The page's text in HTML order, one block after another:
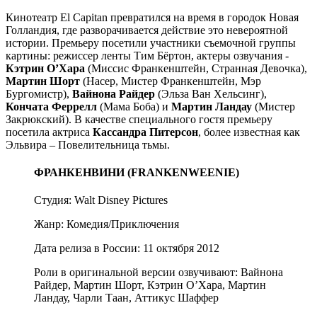
Кинотеатр El Capitan превратился на время в городок Новая
Голландия, где разворачивается действие это невероятной
истории. Премьеру посетили участники съемочной группы
картины: режиссер ленты Тим Бёртон, актеры озвучания -
Кэтрин О’Хара (Миссис Франкенштейн, Странная Девочка),
Мартин Шорт (Насер, Мистер Франкенштейн, Мэр
Бургомистр), Вайнона Райдер (Эльза Ван Хельсинг),
Кончата Феррелл (Мама Боба) и Мартин Ландау (Мистер
Закрюкский). В качестве специального гостя премьеру
посетила актриса Кассандра Питерсон, более известная как
Эльвира – Повелительница тьмы.
ФРАНКЕНВИНИ (FRANKENWEENIE)
Студия: Walt Disney Pictures
Жанр: Комедия/Приключения
Дата релиза в России: 11 октября 2012
Роли в оригинальной версии озвучивают: Вайнона
Райдер, Мартин Шорт, Кэтрин О’Хара, Мартин
Ландау, Чарли Таан, Аттикус Шаффер